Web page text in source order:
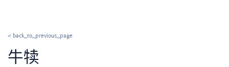
< back_to_previous_page
牛犊